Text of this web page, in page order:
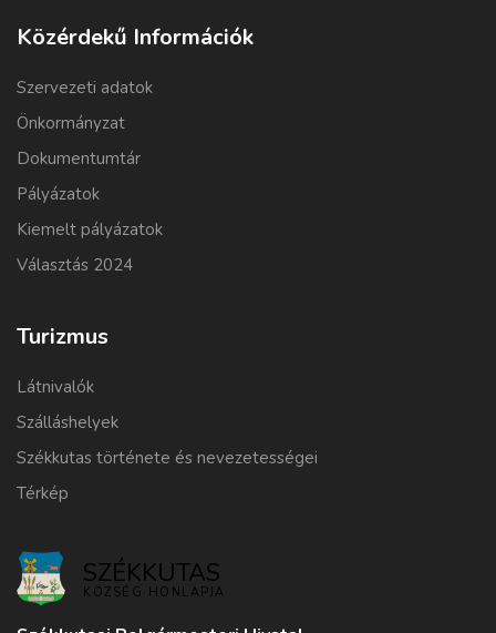
Közérdekű Információk
Szervezeti adatok
Önkormányzat
Dokumentumtár
Pályázatok
Kiemelt pályázatok
Választás 2024
Turizmus
Látnivalók
Szálláshelyek
Székkutas története és nevezetességei
Térkép
SZÉKKUTAS
KÖZSÉG HONLAPJA